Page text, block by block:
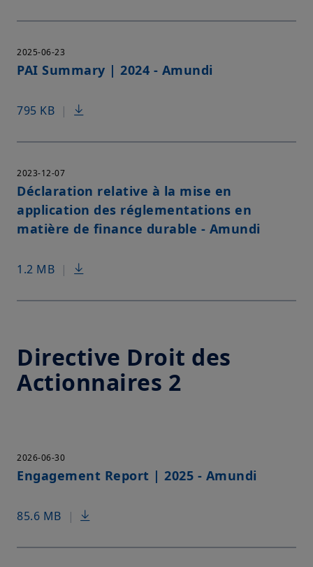
2025-06-23
PAI Summary | 2024 - Amundi
795 KB |
2023-12-07
Déclaration relative à la mise en
application des réglementations en
matière de finance durable - Amundi
1.2 MB |
Directive Droit des
Actionnaires 2
2026-06-30
Engagement Report | 2025 - Amundi
85.6 MB |